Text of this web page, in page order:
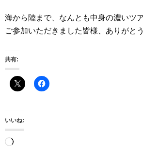
海から陸まで、なんとも中身の濃いツ
ご参加いただきました皆様、ありがと
共有:
いいね:
読